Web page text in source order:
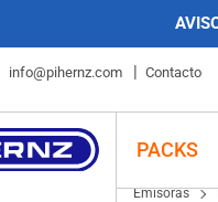
info@pihernz.com Contacto
PACKS
PNI Escort HP 9700 USB Emisora
Emisoras